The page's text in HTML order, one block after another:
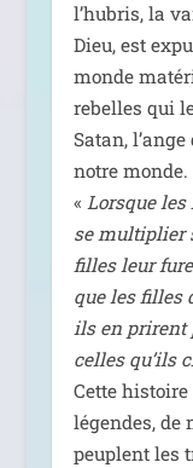
l’hubris, la
Dieu, est
monde
rebelles qui
Satan,
notre monde.
« Lorsque
se mul­ti­plier
filles leur
que les filles
ils en prirent
celles qu’ils
Cette
légendes, de
peuplent les